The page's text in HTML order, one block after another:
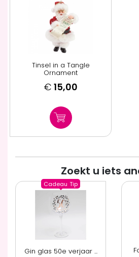
Tinsel in a Tangle
Ornament
€ 15,00
Zoekt u iets
Cadeau Tip
Gin glas 50e verjaar ...